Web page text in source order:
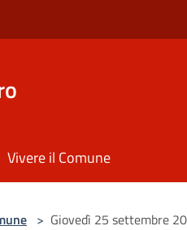
Vivere il Comune
> Giovedì 25 settembre